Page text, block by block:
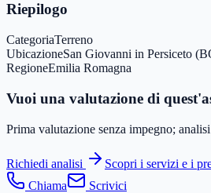
Riepilogo
CategoriaTerreno
UbicazioneSan Giovanni in Persiceto
RegioneEmilia Romagna
Vuoi una valutazione di
Prima valutazione senza impegno;
Richiedi analisi
Scopri i servizi e i
Chiama
Scrivici